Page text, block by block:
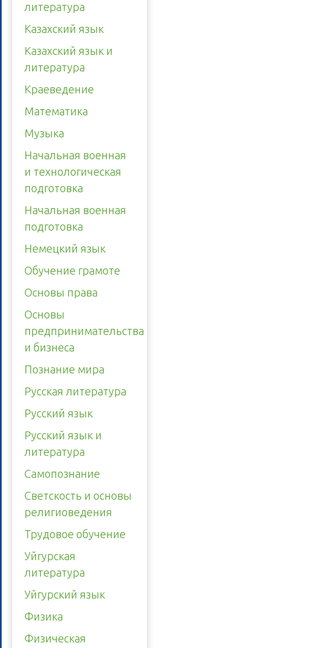
литература
Казахский язык
Казахский язык и
литература
Краеведение
Математика
Музыка
Начальная военная
и технологическая
подготовка
Начальная военная
подготовка
Немецкий язык
Обучение грамоте
Основы права
Основы
предпринимательства
и бизнеса
Познание мира
Русская литература
Русский язык
Русский язык и
литература
Самопознание
Светскость и основы
религиоведения
Трудовое обучение
Уйгурская
литература
Уйгурский язык
Физика
Физическая